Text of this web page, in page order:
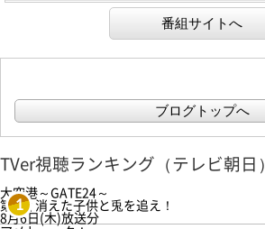
番組サイトへ
ブログトップへ
TVer視聴ランキング（テレビ朝日）
1
大空港～GATE24～
第3話 消えた子供と兎を追え！
8月6日(木)放送分